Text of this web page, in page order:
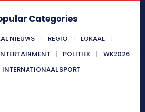
Categories
NIEUWS REGIO
LOKAAL
POLITIEK
WK2026
INTERNATIONAAL SPORT